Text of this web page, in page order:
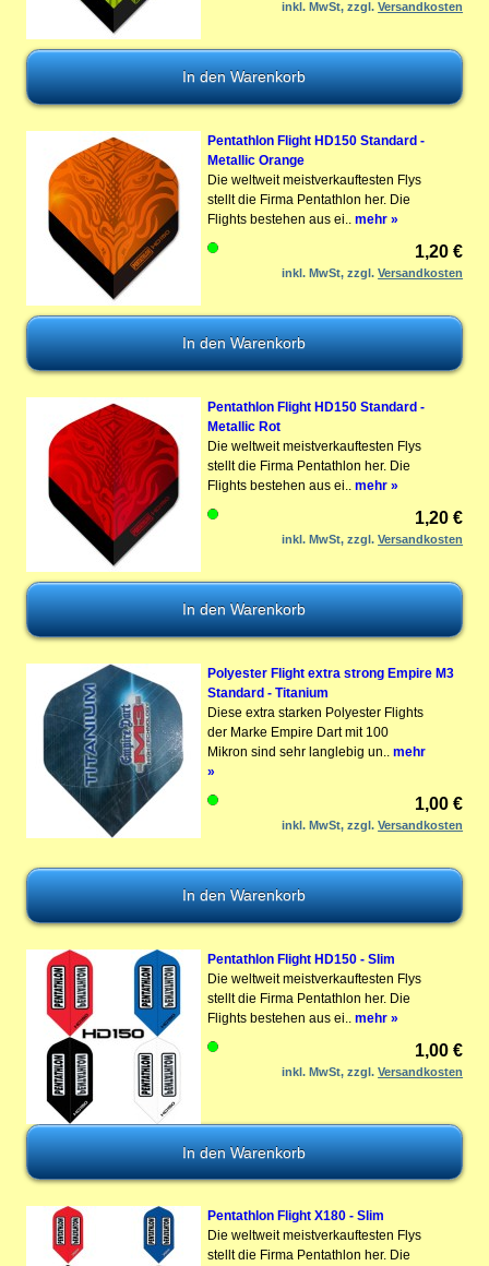
inkl. MwSt, zzgl.Versandkosten
Pentathlon Flight HD150 Standard -
Metallic Orange
Die weltweit meistverkauftesten Flys
stellt die Firma Pentathlon her. Die
Flights bestehen aus ei.. mehr »
1,20 €
inkl. MwSt, zzgl.Versandkosten
Pentathlon Flight HD150 Standard -
Metallic Rot
Die weltweit meistverkauftesten Flys
stellt die Firma Pentathlon her. Die
Flights bestehen aus ei.. mehr »
1,20 €
inkl. MwSt, zzgl.Versandkosten
Polyester Flight extra strong Empire M3
Standard - Titanium
Diese extra starken Polyester Flights
der Marke Empire Dart mit 100
Mikron sind sehr langlebig un.. mehr
»
1,00 €
inkl. MwSt, zzgl.Versandkosten
Pentathlon Flight HD150 - Slim
Die weltweit meistverkauftesten Flys
stellt die Firma Pentathlon her. Die
Flights bestehen aus ei.. mehr »
1,00 €
inkl. MwSt, zzgl.Versandkosten
Pentathlon Flight X180 - Slim
Die weltweit meistverkauftesten Flys
stellt die Firma Pentathlon her. Die